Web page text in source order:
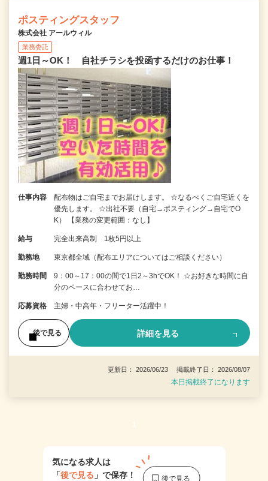
ポスティングスタッフ
株式会社 アールウィル
業務委託
週1日～OK！ 自社チラシを投函するだけのお仕事！
仕事内容
配布物はご自宅までお届けします。 ☆なるべくご自宅近くを
優先します。 ☆出社不要（自宅→ポスティング→自宅でO
K） 【業務の変更範囲：なし】
給与 完全出来高制 1枚5円以上
勤務地 東京都全域（配布エリアについてはご相談ください）
勤務時間
9：00～17：00の間で1日2～3hでOK！ ☆お好きな時間に自
分のペースに合わせてお…
応募資格 主婦・中高年・フリーター活躍中！
後で見る 詳細を見る
更新日： 2026/06/23 掲載終了日： 2026/08/07
本日掲載終了になります
1
気になる求人は
「後で見る 」で保存！